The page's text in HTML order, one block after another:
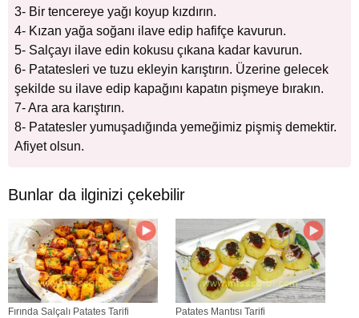
3- Bir tencereye yağı koyup kızdırın.
4- Kızan yağa soğanı ilave edip hafifçe kavurun.
5- Salçayı ilave edin kokusu çıkana kadar kavurun.
6- Patatesleri ve tuzu ekleyin karıştırın. Üzerine gelecek
şekilde su ilave edip kapağını kapatın pişmeye bırakın.
7- Ara ara karıştırın.
8- Patatesler yumuşadığında yemeğimiz pişmiş demektir.
Afiyet olsun.
Bunlar da ilginizi çekebilir
Fırında Salçalı Patates Tarifi Patates Mantısı Tarifi